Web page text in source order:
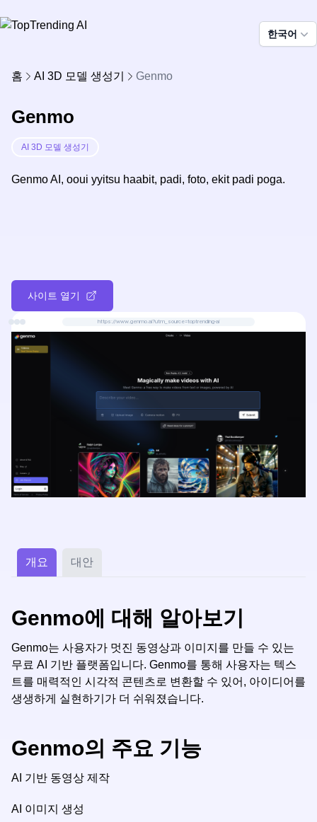
한국어
홈 AI 3D 모델 생성기 Genmo
Genmo
AI 3D 모델 생성기
Genmo AI, ooui yyitsu haabit, padi, foto, ekit padi poga.
사이트 열기
https://www.genmo.ai?utm_source=toptrending-ai
개요 대안
Genmo에 대해 알아보기
Genmo는 사용자가 멋진 동영상과 이미지를 만들 수 있는
무료 AI 기반 플랫폼입니다. Genmo를 통해 사용자는 텍스
트를 매력적인 시각적 콘텐츠로 변환할 수 있어, 아이디어를
생생하게 실현하기가 더 쉬워졌습니다.
Genmo의 주요 기능
AI 기반 동영상 제작
AI 이미지 생성